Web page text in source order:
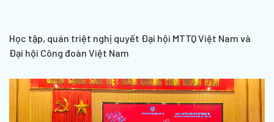
Học tập, quán triệt nghị quyết Đại hội MTTQ Việt Nam và
Đại hội Công đoàn Việt Nam